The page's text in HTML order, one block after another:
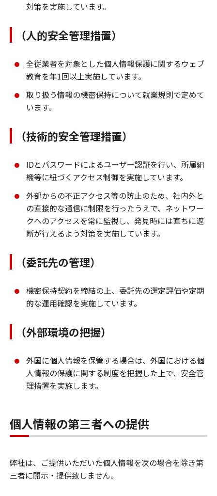
対策を実施しています。
（人的安全管理措置）
全従業者を対象とした個人情報保護に関するウェブ
教育を年1回以上実施しています。
取り扱う情報の機密保持について就業規則で定めて
います。
（技術的安全管理措置）
IDとパスワードによるユーザー認証を行い、所属組
織等に紐づくアクセス制御を実施しています。
外部からの不正アクセス等の防止のため、社内外と
の直接的な通信に制限を行ったうえで、ネットワー
クへのアクセスを常に監視し、発見時には直ちに遮
断が行えるよう対策を実施しています。
（委託先の管理）
機密保持契約を締結の上、委託先の選定評価や定期
的な運用確認を実施しています。
（外部環境の把握）
外国に個人情報を保管する場合は、外国における個
人情報の保護に関する制度を把握した上で、安全管
理措置を実施します。
個人情報の第三者への提供
弊社は、ご提供いただいた個人情報を次の場合を除き第
三者に開示・提供致しません。